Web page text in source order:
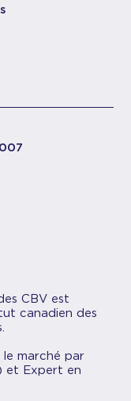
CBV est
canadien des
marché par
et Expert en